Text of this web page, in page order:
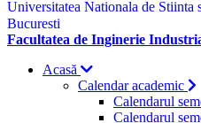
Universitatea Nationala de Stiinta
Bucuresti
Facultatea de Inginerie
Acasă
Calendar academic
Calendarul
Calendarul